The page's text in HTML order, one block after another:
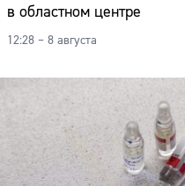
в областном центре
12:28 – 8 августа